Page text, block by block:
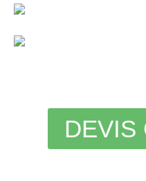
DEVIS